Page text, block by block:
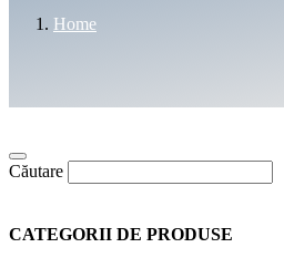
Home
Căutare
CATEGORII DE PRODUSE